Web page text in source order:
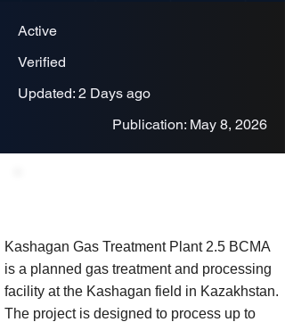
Active
Verified
Updated: 2 Days ago
Publication: May 8, 2026
Kashagan Gas Treatment Plant 2.5 BCMA
is a planned gas treatment and processing
facility at the Kashagan field in Kazakhstan.
The project is designed to process up to